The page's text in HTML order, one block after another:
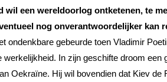
wil een wereldoorlog ontketenen, te
nog onverantwoordelijker kan
ondenkbare gebeurde toen Vladimir
In zijn geschifte droom
Oekraïne. Hij wil bovendien dat Kiev